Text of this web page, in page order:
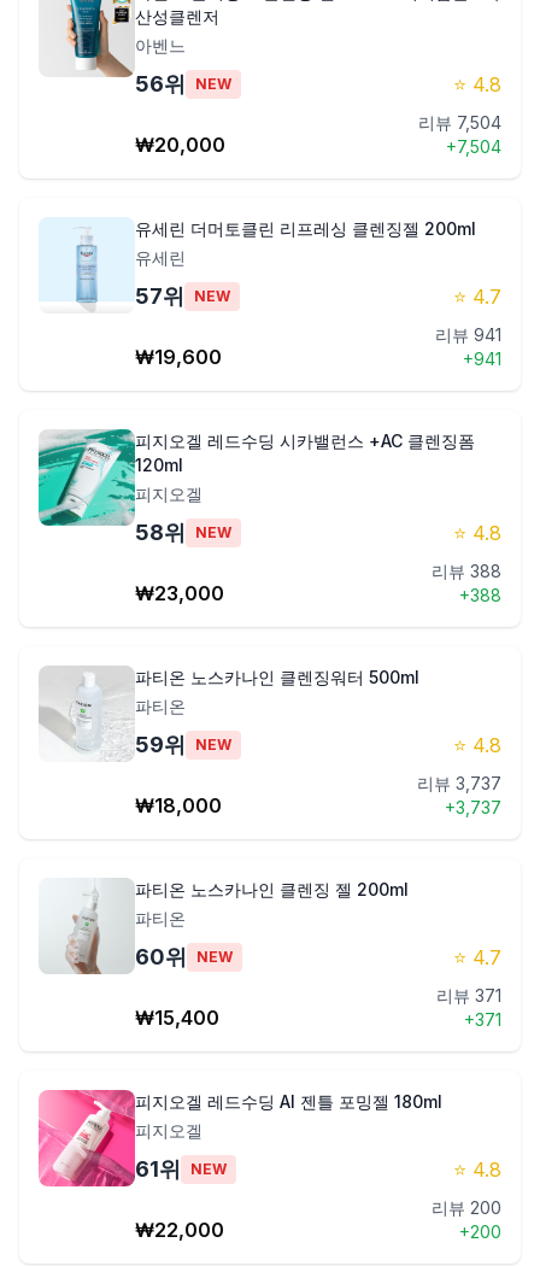
산성클렌저
아벤느
56위 NEW ⭐ 4.8
₩20,000
리뷰 7,504
+7,504
유세린 더머토클린 리프레싱 클렌징젤 200ml
유세린
57위 NEW ⭐ 4.7
₩19,600
리뷰 941
+941
피지오겔 레드수딩 시카밸런스 +AC 클렌징폼
120ml
피지오겔
58위 NEW ⭐ 4.8
₩23,000
리뷰 388
+388
파티온 노스카나인 클렌징워터 500ml
파티온
59위 NEW ⭐ 4.8
₩18,000
리뷰 3,737
+3,737
파티온 노스카나인 클렌징 젤 200ml
파티온
60위 NEW ⭐ 4.7
₩15,400
리뷰 371
+371
피지오겔 레드수딩 AI 젠틀 포밍젤 180ml
피지오겔
61위 NEW ⭐ 4.8
₩22,000
리뷰 200
+200